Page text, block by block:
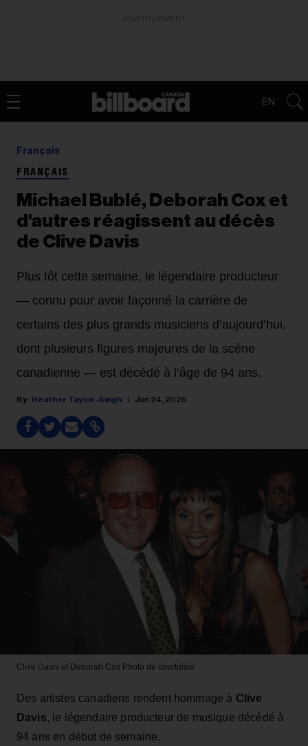
EN
Français
FRANÇAIS
Michael Bublé, Deborah Cox et
d'autres réagissent au décès
de Clive Davis
Plus tôt cette semaine, le légendaire producteur
— connu pour avoir façonné la carrière de
certains des plus grands musiciens d’aujourd’hui,
dont plusieurs figures majeures de la scène
canadienne — est décédé à l’âge de 94 ans.
Heather Taylor-Singh Jun 24, 2026
Clive Davis et Deborah Cox Photo de courtoisie
Des artistes canadiens rendent hommage à Clive
Davis, le légendaire producteur de musique décédé à
94 ans en début de semaine.